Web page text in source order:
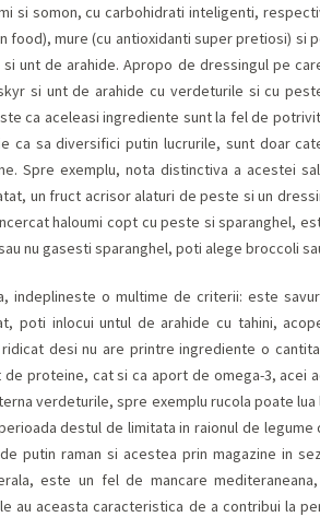
si somon, cu carbohidrati inteligenti,
food), mure (cu antioxidanti super pretiosi) si
unt de arahide. Apropo de dressingul pe
si unt de arahide cu verdeturile si cu
ca aceleasi ingrediente sunt la fel de
ca sa diversifici putin lucrurile, sunt doar
Spre exemplu, nota distinctiva a acestei
un fruct acrisor alaturi de peste si un
haloumi copt cu peste si sparanghel,
nu gasesti sparanghel, poti alege broccoli
indeplineste o multime de criterii: este
poti inlocui untul de arahide cu tahini,
desi nu are printre ingrediente o
proteine, cat si ca aport de omega-3, acei
verdeturile, spre exemplu rucola poate
destul de limitata in raionul de legume
putin raman si acestea prin magazine in
este un fel de mancare
au aceasta caracteristica de a contribui la